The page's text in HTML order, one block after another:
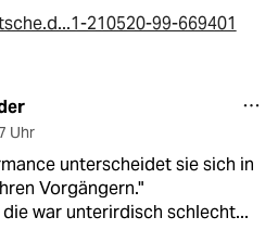
210520-99-669401
Uhr
unterscheidet sie sich in
Vorgängern."
war unterirdisch schlecht...